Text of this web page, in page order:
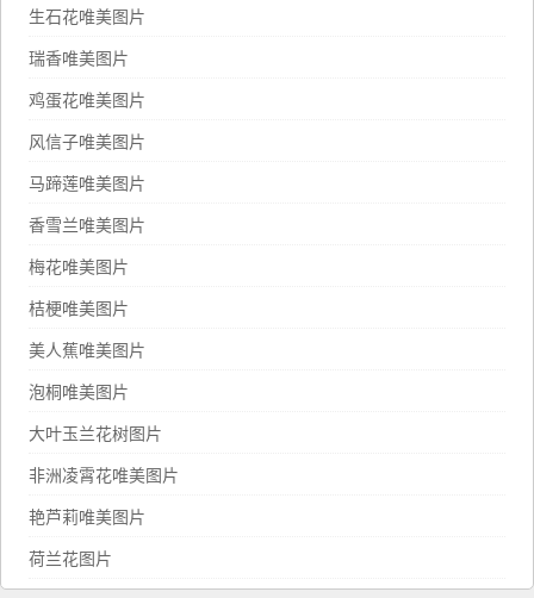
生石花唯美图片
瑞香唯美图片
鸡蛋花唯美图片
风信子唯美图片
马蹄莲唯美图片
香雪兰唯美图片
梅花唯美图片
桔梗唯美图片
美人蕉唯美图片
泡桐唯美图片
大叶玉兰花树图片
非洲凌霄花唯美图片
艳芦莉唯美图片
荷兰花图片